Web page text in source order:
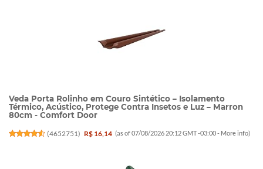
Veda Porta Rolinho em Couro Sintético – Isolamento
Térmico, Acústico, Protege Contra Insetos e Luz – Marron
80cm - Comfort Door
(4652751) R$ 16,14 (as of 07/08/2026 20:12 GMT -03:00 - More info)